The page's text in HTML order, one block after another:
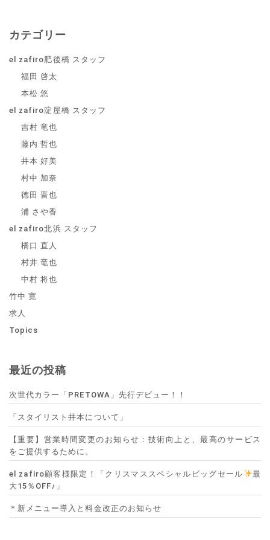
カテゴリー
el zafiro肥後橋 スタッフ
福田 啓太
本松 悠
el zafiro淀屋橋 スタッフ
吉村 竜也
藤内 哲也
井本 好美
村中 加奈
徳田 晋也
浦 さや香
el zafiro北浜 スタッフ
橋口 直人
村井 竜也
中村 将也
竹中 寛
求人
Topics
最近の投稿
次世代カラー「PRETOWA」先行デビュー！！
「スタイリスト井本について」
【重要】営業時間変更のお知らせ：技術向上と、最高のサービス
をご提供するために。
el zafiro顧客様限定！「クリスマススペシャルビッグセール
最
大15％OFF♪」
＊新メニュー導入と料金改正のお知らせ